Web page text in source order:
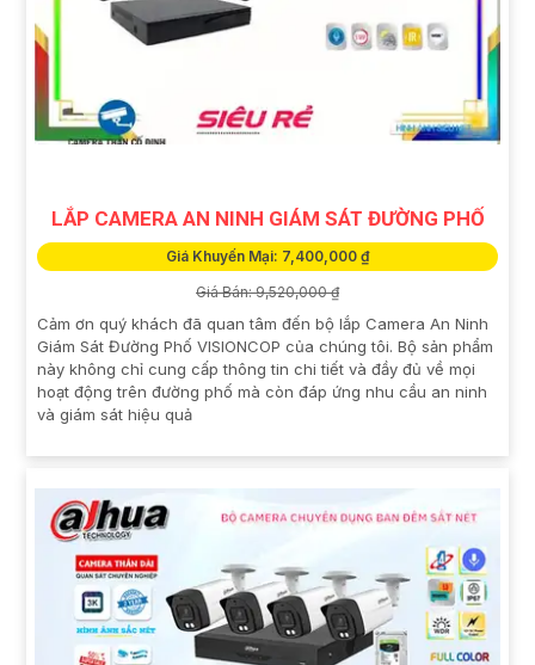
LẮP CAMERA AN NINH GIÁM SÁT ĐƯỜNG PHỐ
Giá Khuyến Mại: 7,400,000 ₫
Giá Bán: 9,520,000 ₫
Cảm ơn quý khách đã quan tâm đến bộ lắp Camera An Ninh
Giám Sát Đường Phố VISIONCOP của chúng tôi. Bộ sản phẩm
này không chỉ cung cấp thông tin chi tiết và đầy đủ về mọi
hoạt động trên đường phố mà còn đáp ứng nhu cầu an ninh
và giám sát hiệu quả